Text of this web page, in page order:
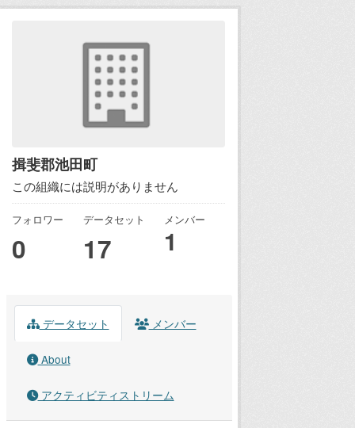
揖斐郡池田町
この組織には説明がありません
フォロワー
0
データセット
17
メンバー
1
データセット メンバー
About
アクティビティストリーム